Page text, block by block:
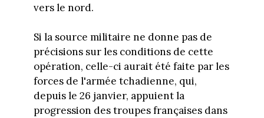
vers le nord.
Si la source militaire ne donne pas de
précisions sur les conditions de cette
opération, celle-ci aurait été faite par les
forces de l'armée tchadienne, qui,
depuis le 26 janvier, appuient la
progression des troupes françaises dans